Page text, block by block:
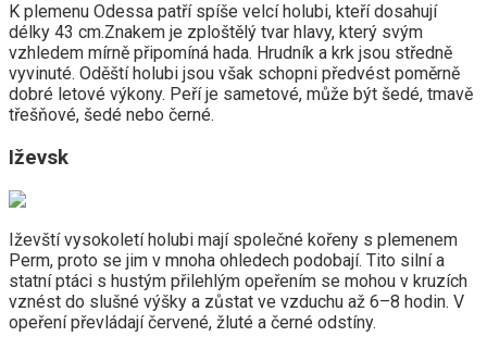
K plemenu Odessa patří spíše velcí holubi, kteří dosahují
délky 43 cm.Znakem je zploštělý tvar hlavy, který svým
vzhledem mírně připomíná hada. Hrudník a krk jsou středně
vyvinuté. Oděští holubi jsou však schopni předvést poměrně
dobré letové výkony. Peří je sametové, může být šedé, tmavě
třešňové, šedé nebo černé.
Iževsk
Iževští vysokoletí holubi mají společné kořeny s plemenem
Perm, proto se jim v mnoha ohledech podobají. Tito silní a
statní ptáci s hustým přilehlým opeřením se mohou v kruzích
vznést do slušné výšky a zůstat ve vzduchu až 6–8 hodin. V
opeření převládají červené, žluté a černé odstíny.